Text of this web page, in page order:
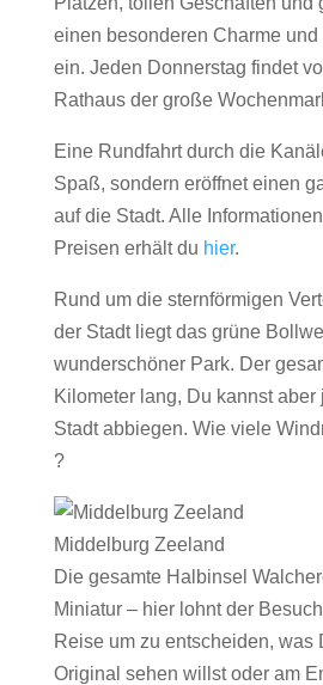
einen besonderen Charme
ein. Jeden Donnerstag findet
Rathaus der große
Eine Rundfahrt durch die
Spaß, sondern eröffnet einen
auf die Stadt. Alle
Preisen erhält du hier.
Rund um die sternförmigen
der Stadt liegt das grüne
wunderschöner Park. Der
Kilometer lang, Du kannst
Stadt abbiegen. Wie viele
?
Middelburg Zeeland
Die gesamte Halbinsel
Miniatur – hier lohnt der
Reise um zu entscheiden, was
Original sehen willst oder am